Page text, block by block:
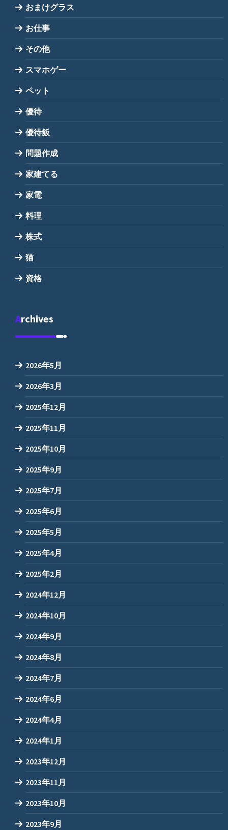
おまけグラス
お仕事
その他
スマホゲー
ペット
優待
優待飯
問題作成
家建てる
家電
料理
株式
猫
資格
Archives
2026年5月
2026年3月
2025年12月
2025年11月
2025年10月
2025年9月
2025年7月
2025年6月
2025年5月
2025年4月
2025年2月
2024年12月
2024年10月
2024年9月
2024年8月
2024年7月
2024年6月
2024年4月
2024年1月
2023年12月
2023年11月
2023年10月
2023年9月